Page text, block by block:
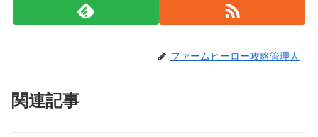
ファームヒーロー攻略管理人
関連記事